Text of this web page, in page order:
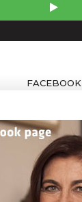
FACEBOOK